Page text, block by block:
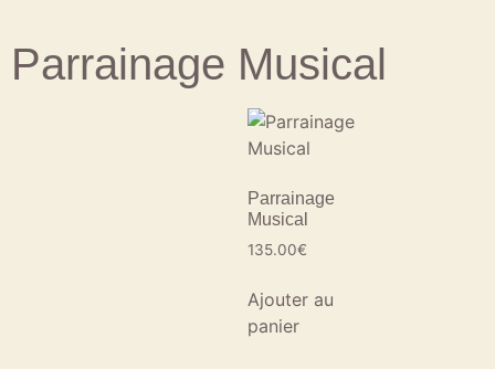
Parrainage Musical
Parrainage
Musical
135.00€
Ajouter au
panier